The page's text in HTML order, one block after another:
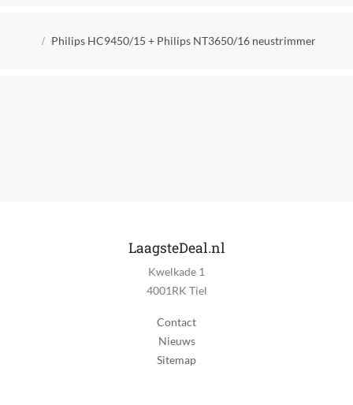
Kruimelpad
Philips HC9450/15 + Philips NT3650/16 neustrimmer
LaagsteDeal.nl
Kwelkade 1
4001RK Tiel
Contact
Nieuws
Sitemap